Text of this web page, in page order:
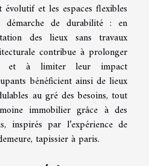
évolutif et les espaces flexibles
démarche de durabilité : en
des lieux sans travaux
contribue à prolonger
et à limiter leur impact
bénéficient ainsi de lieux
au gré des besoins, tout
immobilier grâce à des
inspirés par l’expérience de
tapissier à paris.